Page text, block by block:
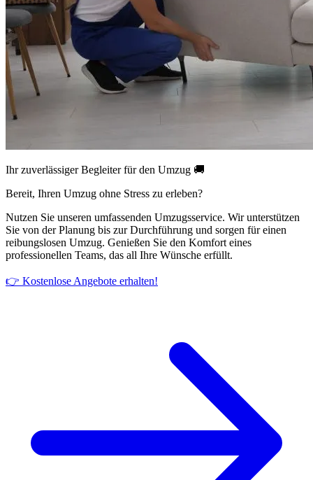
Ihr zuverlässiger Begleiter für den Umzug 🚚
Bereit, Ihren Umzug ohne Stress zu erleben?
Nutzen Sie unseren umfassenden Umzugsservice. Wir unterstützen
Sie von der Planung bis zur Durchführung und sorgen für einen
reibungslosen Umzug. Genießen Sie den Komfort eines
professionellen Teams, das all Ihre Wünsche erfüllt.
👉 Kostenlose Angebote erhalten!